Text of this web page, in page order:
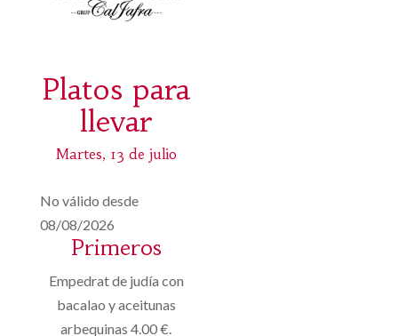
Platos para
llevar
Martes, 13 de julio
No válido desde
08/08/2026
Primeros
Empedrat de judía con
bacalao y aceitunas
arbequinas 4.00 €.